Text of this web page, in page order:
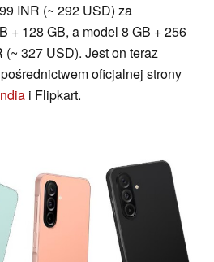
INR (~ 292 USD) za
+ 128 GB, a model 8 GB + 256
327 USD). Jest on teraz
oficjalnej strony
i Flipkart.